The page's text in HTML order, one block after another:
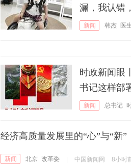
漏，我认错
新闻 韩杰 医
时政新闻眼
书记这样部
新闻 总书记
经济高质量发展里的“心”与“新
新闻 北京 改革委 中国新闻网 8小时